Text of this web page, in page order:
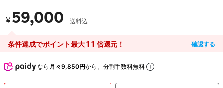
¥ 59,000 送料込
条件達成でポイント最大11 倍還元！ 確認する
なら 月々9,850円から。分割手数料無料